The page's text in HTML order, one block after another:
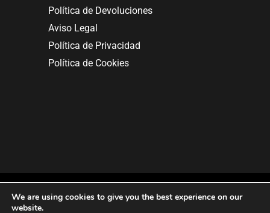
Política de Devoluciones
Aviso Legal
Política de Privacidad
Política de Cookies
We are using cookies to give you the best experience on our
website.